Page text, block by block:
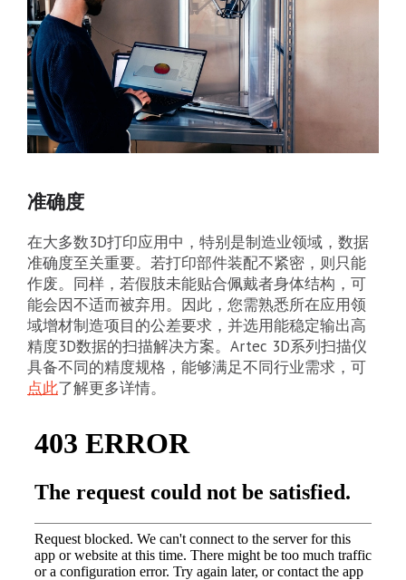
准确度
在大多数3D打印应用中，特别是制造业领域，数据
准确度至关重要。若打印部件装配不紧密，则只能
作废。同样，若假肢未能贴合佩戴者身体结构，可
能会因不适而被弃用。因此，您需熟悉所在应用领
域增材制造项目的公差要求，并选用能稳定输出高
精度3D数据的扫描解决方案。Artec 3D系列扫描仪
具备不同的精度规格，能够满足不同行业需求，可
点此了解更多详情。